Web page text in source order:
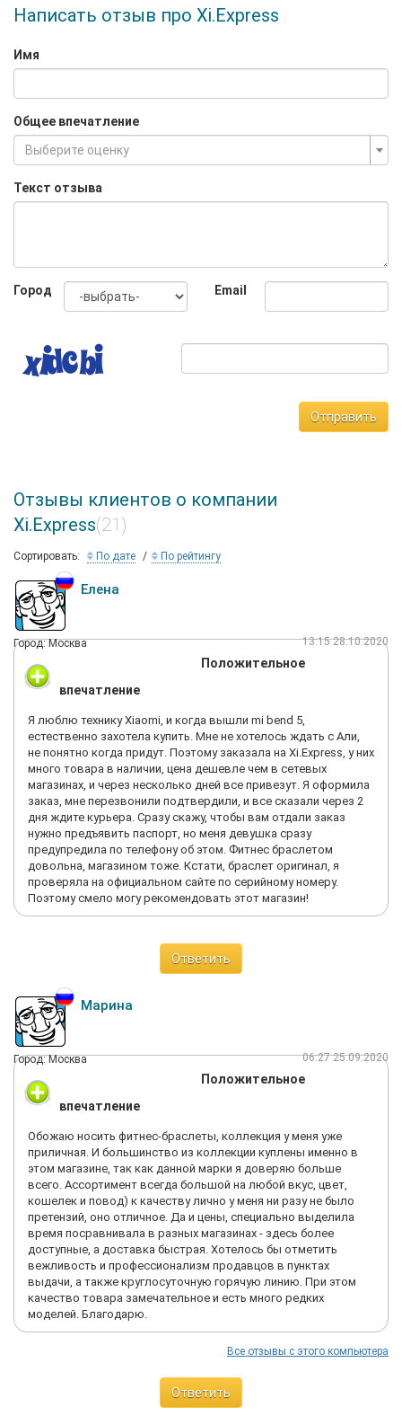
Написать отзыв про Xi.Express
Имя
Общее впечатление
Выберите оценку
Текст отзыва
Город Email
Отправить
Отзывы клиентов о компании
Xi.Express(21)
Сортировать: По дате По рейтингу
Елена
Город: Москва 13:15 28.10.2020
Положительное
впечатление
Я люблю технику Xiaomi, и когда вышли mi bend 5,
естественно захотела купить. Мне не хотелось ждать с Али,
не понятно когда придут. Поэтому заказала на Xi.Express, у них
много товара в наличии, цена дешевле чем в сетевых
магазинах, и через несколько дней все привезут. Я оформила
заказ, мне перезвонили подтвердили, и все сказали через 2
дня ждите курьера. Сразу скажу, чтобы вам отдали заказ
нужно предъявить паспорт, но меня девушка сразу
предупредила по телефону об этом. Фитнес браслетом
довольна, магазином тоже. Кстати, браслет оригинал, я
проверяла на официальном сайте по серийному номеру.
Поэтому смело могу рекомендовать этот магазин!
Ответить
Марина
Город: Москва 06:27 25.09.2020
Положительное
впечатление
Обожаю носить фитнес-браслеты, коллекция у меня уже
приличная. И большинство из коллекции куплены именно в
этом магазине, так как данной марки я доверяю больше
всего. Ассортимент всегда большой на любой вкус, цвет,
кошелек и повод) к качеству лично у меня ни разу не было
претензий, оно отличное. Да и цены, специально выделила
время посравнивала в разных магазинах - здесь более
доступные, а доставка быстрая. Хотелось бы отметить
вежливость и профессионализм продавцов в пунктах
выдачи, а также круглосуточную горячую линию. При этом
качество товара замечательное и есть много редких
моделей. Благодарю.
Все отзывы с этого компьютера
Ответить